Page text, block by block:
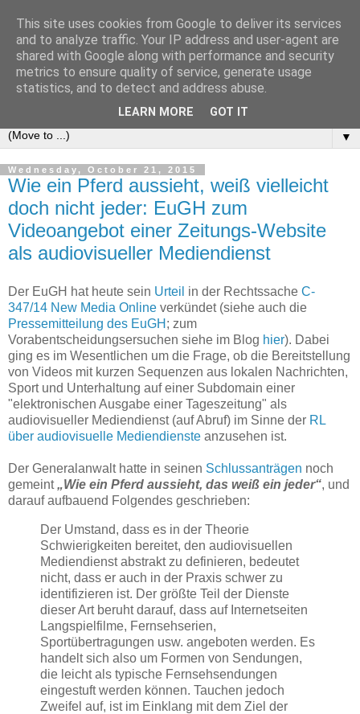
e-comm
Blog zum österreichischen und europäischen Recht der
elektronischen Kommunikationsnetze und -dienste
▼
Wednesday, October 21, 2015
Wie ein Pferd aussieht, weiß vielleicht
doch nicht jeder: EuGH zum
Videoangebot einer Zeitungs-Website
als audiovisueller Mediendienst
Der EuGH hat heute sein Urteil in der Rechtssache C-
347/14 New Media Online verkündet (siehe auch die
Pressemitteilung des EuGH ; zum
Vorabentscheidungsersuchen siehe im Blog hier). Dabei
ging es im Wesentlichen um die Frage, ob die Bereitstellung
von Videos mit kurzen Sequenzen aus lokalen Nachrichten,
Sport und Unterhaltung auf einer Subdomain einer
"elektronischen Ausgabe einer Tageszeitung" als
audiovisueller Mediendienst (auf Abruf) im Sinne der RL
über audiovisuelle Mediendienste anzusehen ist.
Der Generalanwalt hatte in seinen Schlussanträgen noch
gemeint„Wie ein Pferd aussieht, das weiß ein jeder“, und
darauf aufbauend Folgendes geschrieben:
Der Umstand, dass es in der Theorie
Schwierigkeiten bereitet, den audiovisuellen
Mediendienst abstrakt zu definieren, bedeutet
nicht, dass er auch in der Praxis schwer zu
identifizieren ist. Der größte Teil der Dienste
dieser Art beruht darauf, dass auf Internetseiten
Langspielfilme, Fernsehserien,
Sportübertragungen usw. angeboten werden. Es
handelt sich also um Formen von Sendungen,
die leicht als typische Fernsehsendungen
eingestuft werden können. Tauchen jedoch
Zweifel auf, ist im Einklang mit dem Ziel der
This site uses cookies from Google to deliver its services
and to analyze traffic. Your IP address and user-agent are
shared with Google along with performance and security
metrics to ensure quality of service, generate usage
statistics, and to detect and address abuse.
LEARN MORE GOT IT